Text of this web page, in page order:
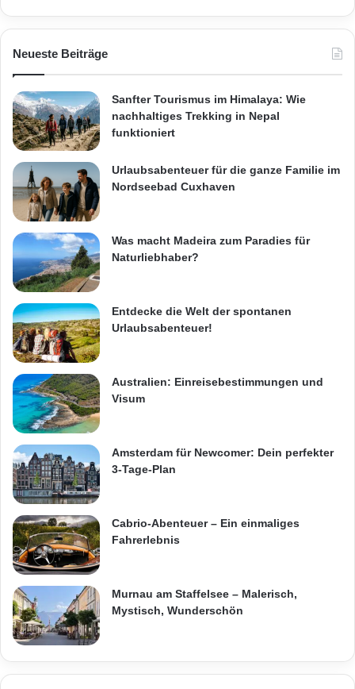
Neueste Beiträge
Sanfter Tourismus im Himalaya: Wie
nachhaltiges Trekking in Nepal
funktioniert
Urlaubsabenteuer für die ganze Familie im
Nordseebad Cuxhaven
Was macht Madeira zum Paradies für
Naturliebhaber?
Entdecke die Welt der spontanen
Urlaubsabenteuer!
Australien: Einreisebestimmungen und
Visum
Amsterdam für Newcomer: Dein perfekter
3-Tage-Plan
Cabrio-Abenteuer – Ein einmaliges
Fahrerlebnis
Murnau am Staffelsee – Malerisch,
Mystisch, Wunderschön